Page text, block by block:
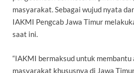
masyarakat. Sebagai wujud nyata
IAKMI Pengcab Jawa Timur
saat ini.
“IAKMI bermaksud untuk
masyarakat khususnya di Jawa